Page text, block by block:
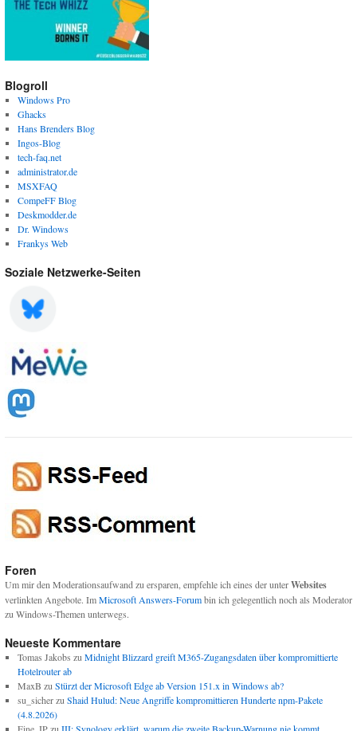
Blogroll
Windows Pro
Ghacks
Hans Brenders Blog
Ingos-Blog
tech-faq.net
administrator.de
MSXFAQ
CompeFF Blog
Deskmodder.de
Dr. Windows
Frankys Web
Soziale Netzwerke-Seiten
Foren
Um mir den Moderationsaufwand zu ersparen, empfehle ich eines der unterWebsites
verlinkten Angebote. ImMicrosoft Answers-Forumbin ich gelegentlich noch als Moderator
zu Windows-Themen unterwegs.
Neueste Kommentare
Tomas Jakobs zuMidnight Blizzard greift M365-Zugangsdaten über kompromittierte
Hotelrouter ab
MaxB zuStürzt der Microsoft Edge ab Version 151.x in Windows ab?
su_sicherzuShaid Hulud: Neue Angriffe kompromittieren Hunderte npm-Pakete
(4.8.2026)